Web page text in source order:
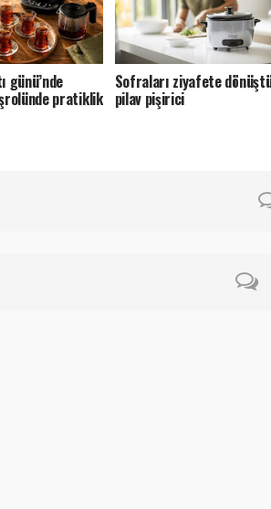
günü’nde
pratiklik
Sofraları ziyafete
pilav pişirici